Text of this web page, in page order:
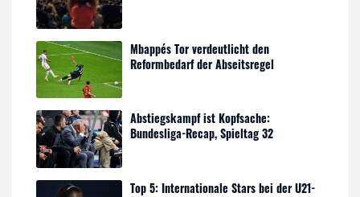
Mbappés Tor verdeutlicht den
Reformbedarf der Abseitsregel
Abstiegskampf ist Kopfsache:
Bundesliga-Recap, Spieltag 32
Top 5: Internationale Stars bei der U21-